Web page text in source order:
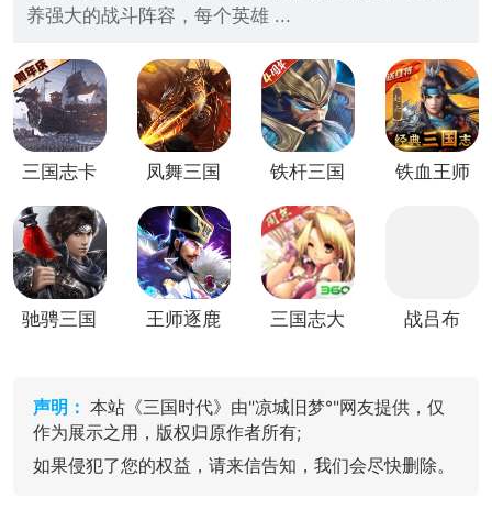
养强大的战斗阵容，每个英雄 ...
三国志卡
凤舞三国
国)
铁杆三国
铁血王师
驰骋三国
王师逐鹿
三国志大
战吕布
牌)
声明： 本站《三国时代》由"凉城旧梦°"网友提供，仅
作为展示之用，版权归原作者所有;
如果侵犯了您的权益，请来信告知，我们会尽快删除。